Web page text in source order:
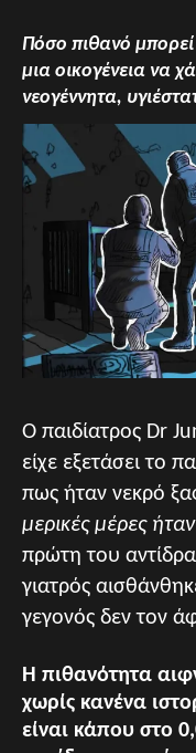
Πόσο πιθανό μπορεί
μια οικογένεια να
νεογέννητα,
Ο παιδίατρος Dr
είχε εξετάσει το
πως ήταν νεκρό
μερικές μέρες
πρώτη του
γιατρός
γεγονός δεν τον
Η πιθανότητα
χωρίς κανένα
είναι κάπου στο